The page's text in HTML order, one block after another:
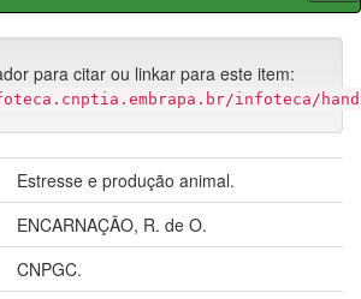
para citar ou linkar para este item:
infoteca/
Estresse e produção animal.
ENCARNAÇÃO, R. de O.
CNPGC.